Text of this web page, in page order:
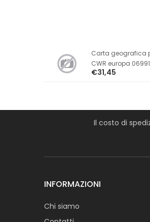
Carta geografica
CWR europa 06991
€31,45
Il costo di
INFORMAZIONI
Chi siamo